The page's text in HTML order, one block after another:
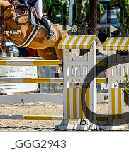
15,00 €
_GGG2943